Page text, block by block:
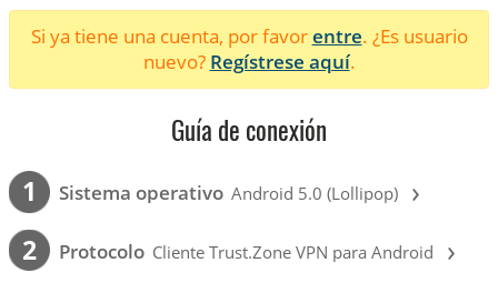
Si ya tiene una cuenta, por favorentre. ¿Es usuario
nuevo? Regístrese aquí.
Guía de conexión
1 Sistema operativo Android 5.0 (Lollipop) ›
2 Protocolo Cliente Trust.Zone VPN para Android ›